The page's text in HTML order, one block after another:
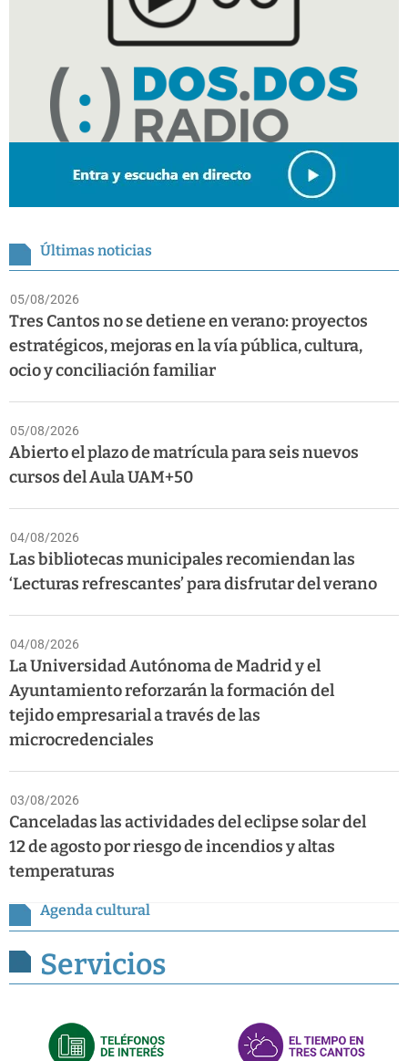
Últimas noticias
05/08/2026
Tres Cantos no se detiene en verano: proyectos
estratégicos, mejoras en la vía pública, cultura,
ocio y conciliación familiar
05/08/2026
Abierto el plazo de matrícula para seis nuevos
cursos del Aula UAM+50
04/08/2026
Las bibliotecas municipales recomiendan las
‘Lecturas refrescantes’ para disfrutar del verano
04/08/2026
La Universidad Autónoma de Madrid y el
Ayuntamiento reforzarán la formación del
tejido empresarial a través de las
microcredenciales
03/08/2026
Canceladas las actividades del eclipse solar del
12 de agosto por riesgo de incendios y altas
temperaturas
Agenda cultural
Servicios